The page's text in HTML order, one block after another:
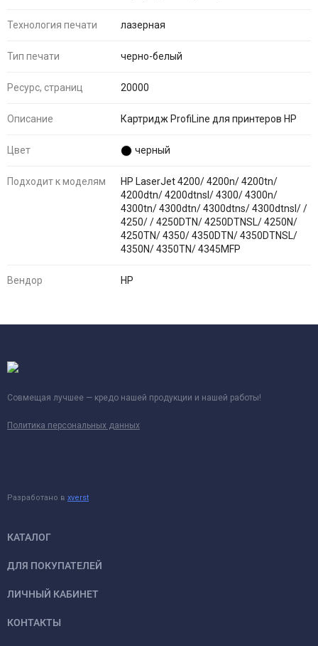
Технология печати лазерная
Тип печати черно-белый
Ресурс, страниц 20000
Описание Картридж ProfiLine для принтеров HP
Цвет черный
Подходит к моделям
HP LaserJet 4200/ 4200n/ 4200tn/
4200dtn/ 4200dtnsl/ 4300/ 4300n/
4300tn/ 4300dtn/ 4300dtns/ 4300dtnsl/ /
4250/ / 4250DTN/ 4250DTNSL/ 4250N/
4250TN/ 4350/ 4350DTN/ 4350DTNSL/
4350N/ 4350TN/ 4345MFP
Вендор HP
Совмещая лучшее — кредо нашей продукции и нашей работы!
Политика персональных данных
Разработано в xverst
КАТАЛОГ
ДЛЯ ПОКУПАТЕЛЕЙ
ЛИЧНЫЙ КАБИНЕТ
КОНТАКТЫ